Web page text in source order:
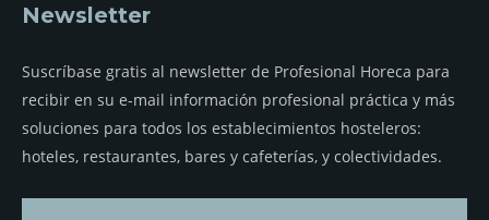
Newsletter
Suscríbase gratis al newsletter de Profesional Horeca para
recibir en su e-mail información profesional práctica y más
soluciones para todos los establecimientos hosteleros:
hoteles, restaurantes, bares y cafeterías, y colectividades.